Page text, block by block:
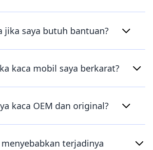
jika saya butuh bantuan?
kaca mobil saya berkarat?
kaca OEM dan original?
terjadinya